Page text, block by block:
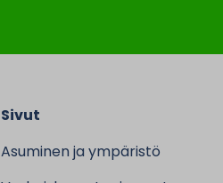
Sivut
Asuminen ja ympäristö